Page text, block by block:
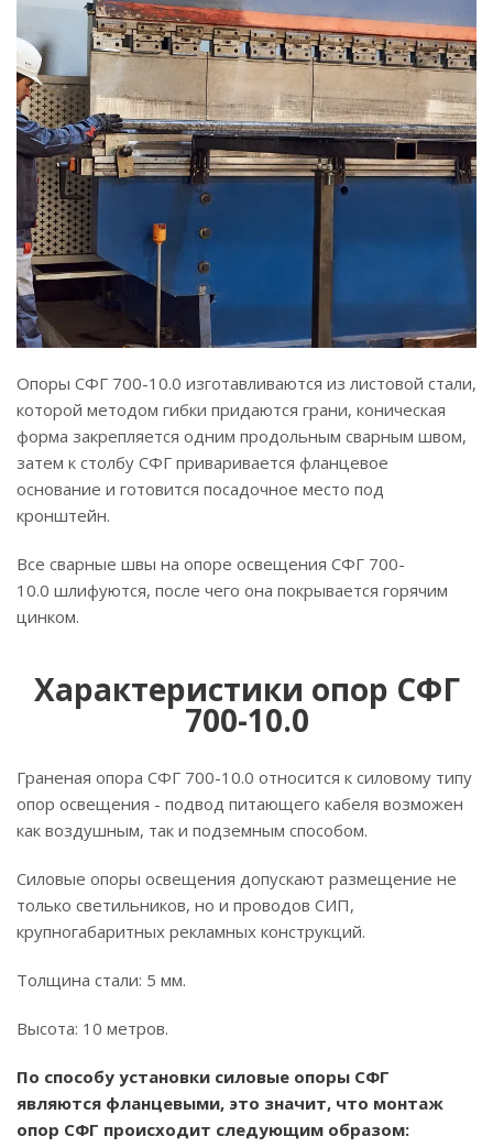
Опоры СФГ 700-10.0 изготавливаются из листовой стали,
которой методом гибки придаются грани, коническая
форма закрепляется одним продольным сварным швом,
затем к столбу СФГ приваривается фланцевое
основание и готовится посадочное место под
кронштейн.
Все сварные швы на опоре освещения СФГ 700-
10.0 шлифуются, после чего она покрывается горячим
цинком.
Характеристики опор СФГ
700-10.0
Граненая опора СФГ 700-10.0 относится к силовому типу
опор освещения - подвод питающего кабеля возможен
как воздушным, так и подземным способом.
Силовые опоры освещения допускают размещение не
только светильников, но и проводов СИП,
крупногабаритных рекламных конструкций.
Толщина стали: 5 мм.
Высота: 10 метров.
По способу установки силовые опоры СФГ
являются фланцевыми, это значит, что монтаж
опор СФГ происходит следующим образом: